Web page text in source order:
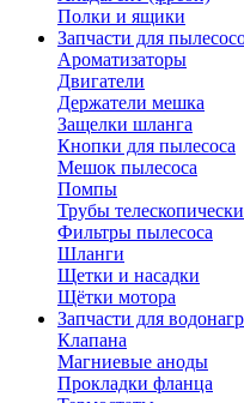
Полки и ящики
Запчасти для
Ароматизаторы
Двигатели
Держатели мешка
Защелки шланга
Кнопки для пылесоса
Мешок пылесоса
Помпы
Трубы
Фильтры пылесоса
Шланги
Щетки и насадки
Щётки мотора
Запчасти для
Клапана
Магниевые аноды
Прокладки фланца